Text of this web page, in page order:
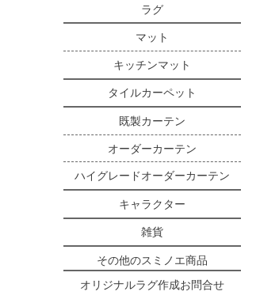
ラグ
マット
キッチンマット
タイルカーペット
既製カーテン
オーダーカーテン
ハイグレードオーダーカーテン
キャラクター
雑貨
その他のスミノエ商品
オリジナルラグ作成お問合せ